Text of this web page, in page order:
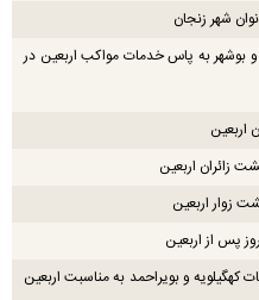
شهر زنجان
به پاس خدمات مواکب اربعین در
اربعین
زائران اربعین
پس از اربعین
کهگیلویه و بویراحمد به مناسبت اربعین